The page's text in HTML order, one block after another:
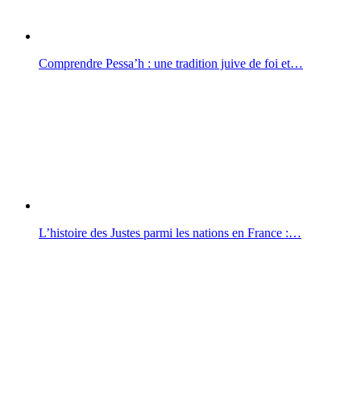
Comprendre Pessa’h : une tradition juive de foi et…
L’histoire des Justes parmi les nations en France :…